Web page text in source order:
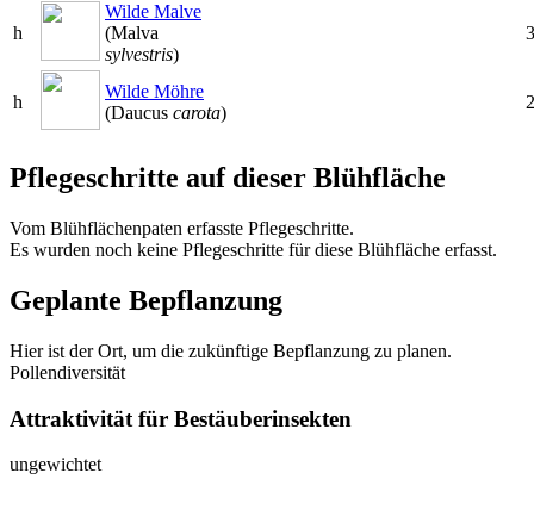
h
Wilde Malve
(Malva
sylvestris)
3
h
Wilde Möhre
(Daucus carota)
2
Pflegeschritte auf dieser Blühfläche
Vom Blühflächenpaten erfasste Pflegeschritte.
Es wurden noch keine Pflegeschritte für diese Blühfläche erfasst.
Geplante Bepflanzung
Hier ist der Ort, um die zukünftige Bepflanzung zu planen.
Pollendiversität
Attraktivität für Bestäuberinsekten
ungewichtet